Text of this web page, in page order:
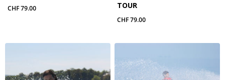
CHF79.00
TOUR
CHF79.00